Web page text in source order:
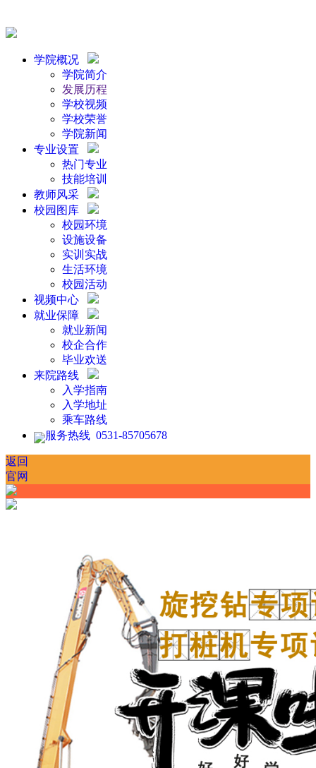
学院概况
学院简介
发展历程
学校视频
学校荣誉
学院新闻
专业设置
热门专业
技能培训
教师风采
校园图库
校园环境
设施设备
实训实战
生活环境
校园活动
视频中心
就业保障
就业新闻
校企合作
毕业欢送
来院路线
入学指南
入学地址
乘车路线
服务热线 0531-85705678
返回
官网